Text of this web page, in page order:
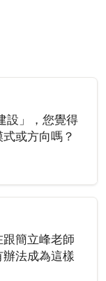
設」，您覺得
或方向嗎？
簡立峰老師
法成為這樣